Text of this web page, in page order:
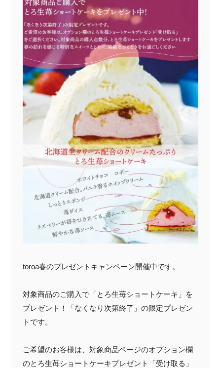
お問い合わせ
メンバー特典
ご利用ガイド
プライバシーポリシー
特定商取引法に基づく表記
toroa春のプレゼントキャンペーン開催中です。
対象商品のご購入で「とろ生苺ショートケーキ」を
プレゼント！「なくなり次第終了」の限定プレゼン
トです。
ご希望のお客様は、対象商品ページのオプション欄
のとろ生苺ショートケーキプレゼント「受け取る」